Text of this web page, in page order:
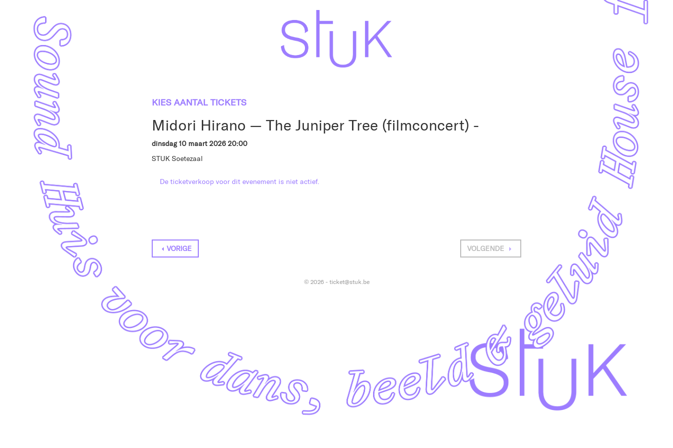
KIES AANTAL TICKETS
Midori Hirano — The Juniper Tree (filmconcert) -
dinsdag 10 maart 2026 20:00
STUK Soetezaal
De ticketverkoop voor dit evenement is niet actief.
VOLGENDE
VORIGE
© 2026 - ticket@stuk.be